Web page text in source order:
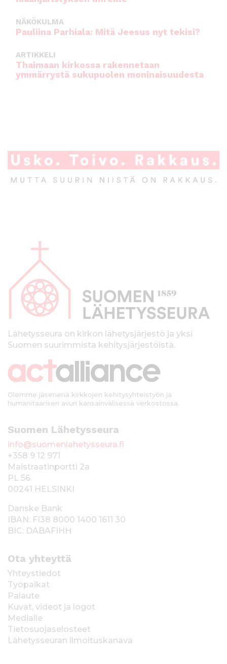
NÄKÖKULMA
Pauliina Parhiala: Mitä Jeesus nyt tekisi?
ARTIKKELI
Thaimaan kirkossa rakennetaan
ymmärrystä sukupuolen moninaisuudesta
p
kLähetysseura on kirkon lähetysjärjestö ja yksi
Suomen suurimmista kehitysjärjestöistä.
Olemme jäsenenä kirkkojen kehitysyhteistyön ja
humanitaarisen avun kansainvälisessä verkostossa.
Suomen Lähetysseura
info@suomenlahetysseura.fi
+358 9 12 971
Maistraatinportti 2a
PL 56
00241 HELSINKI
Danske Bank
IBAN: FI38 8000 1400 1611 30
BIC: DABAFIHH
Ota yhteyttä
Yhteystiedot
Työpaikat
Palaute
Kuvat, videot ja logot
Medialle
Tietosuojaselosteet
Lähetysseuran ilmoituskanava